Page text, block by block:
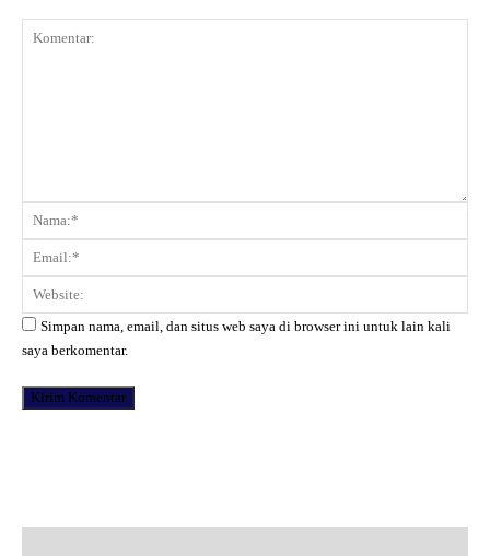
Komentar:
Simpan nama, email, dan situs web saya di browser ini untuk lain kali
saya berkomentar.